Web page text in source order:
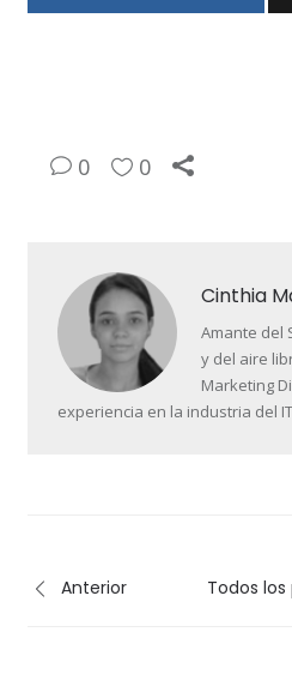
0 0
Cinthia
Amante del
y del aire
Marketing
experiencia en la industria del
Anterior Todos los